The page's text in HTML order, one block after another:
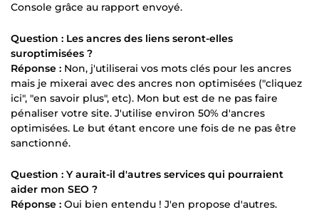
Console grâce au rapport envoyé.
Question : Les ancres des liens seront-elles
suroptimisées ?
Réponse : Non, j'utiliserai vos mots clés pour les ancres
mais je mixerai avec des ancres non optimisées ("cliquez
ici", "en savoir plus", etc). Mon but est de ne pas faire
pénaliser votre site. J'utilise environ 50% d'ancres
optimisées. Le but étant encore une fois de ne pas être
sanctionné.
Question : Y aurait-il d'autres services qui pourraient
aider mon SEO ?
Réponse : Oui bien entendu ! J'en propose d'autres.